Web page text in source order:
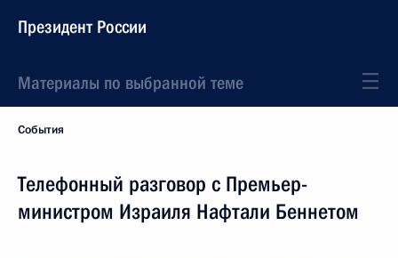
Президент России
Материалы по выбранной теме
События
Телефонный разговор с Премьер-
министром Израиля Нафтали Беннетом